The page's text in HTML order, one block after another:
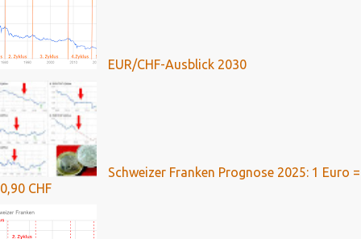
EUR/CHF-Ausblick 2030
Schweizer Franken Prognose 2025: 1 Euro =
0,90 CHF